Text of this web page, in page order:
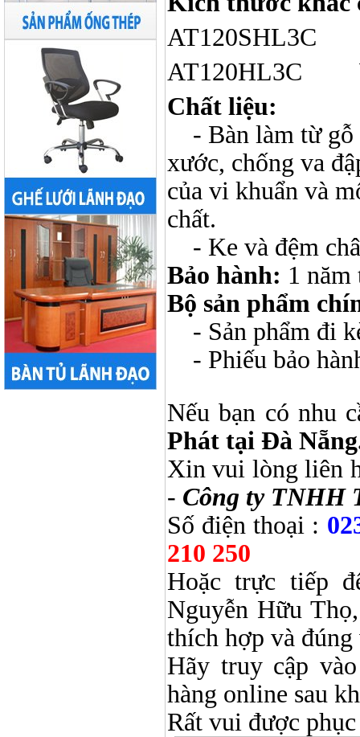
AT120SHL3C
AT120HL3C
Chất liệu:
- Bàn làm từ gỗ
xước, chống va
của vi khuẩn và
chất.
- Ke và đệm
Bảo hành: 1 năm
Bộ sản phẩm
- Sản phẩm đi
- Phiếu bảo
Nếu bạn có nhu
Phát tại Đà
Xin vui lòng liên
- Công ty TNHH
Số điện thoại :
210 250
Hoặc trực tiếp
Nguyễn Hữu
thích hợp và
Hãy truy cập
hàng online sau
Rất vui được